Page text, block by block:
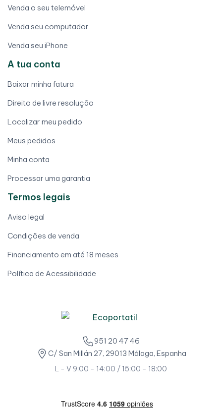
Venda o seu telemóvel
Venda seu computador
Venda seu iPhone
A tua conta
Baixar minha fatura
Direito de livre resolução
Localizar meu pedido
Meus pedidos
Minha conta
Processar uma garantia
Termos legais
Aviso legal
Condições de venda
Financiamento em até 18 meses
Política de Acessibilidade
951 20 47 46
C/ San Millán 27, 29013 Málaga, Espanha
L - V 9:00 - 14:00 / 15:00 - 18:00